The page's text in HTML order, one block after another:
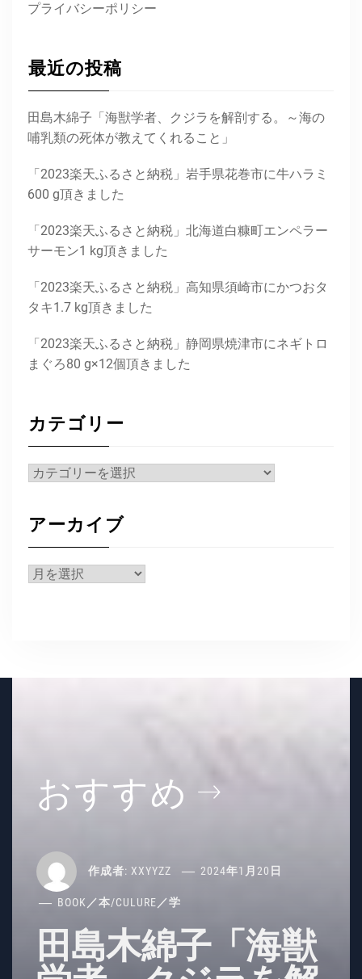
プライバシーポリシー
最近の投稿
田島木綿子「海獣学者、クジラを解剖する。～海の
哺乳類の死体が教えてくれること」
「2023楽天ふるさと納税」岩手県花巻市に牛ハラミ
600 g頂きました
「2023楽天ふるさと納税」北海道白糠町エンペラー
サーモン1 kg頂きました
「2023楽天ふるさと納税」高知県須崎市にかつおタ
タキ1.7 kg頂きました
「2023楽天ふるさと納税」静岡県焼津市にネギトロ
まぐろ80 g×12個頂きました
カテゴリー
カ
リ
ー
アーカイブ
ア
おすすめ
作成者: XXYYZZ 2024年1月20日
BOOK／本/CULURE／学
田島木綿子「海獣